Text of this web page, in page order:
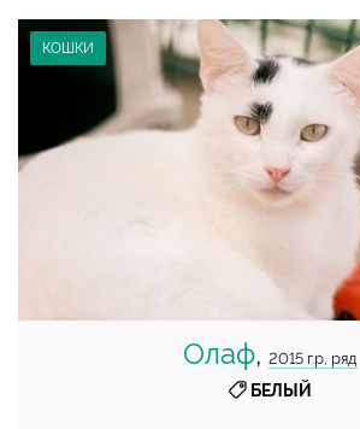
КОШКИ
Олаф, 2015 г.р, ряд
БЕЛЫЙ